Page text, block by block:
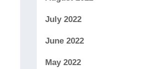
July 2022
June 2022
May 2022